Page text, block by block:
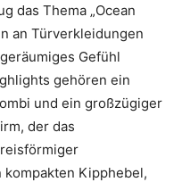
das Thema „Ocean
an Türverkleidungen
Gefühl
gehören ein
und ein großzügiger
der das
Kipphebel,